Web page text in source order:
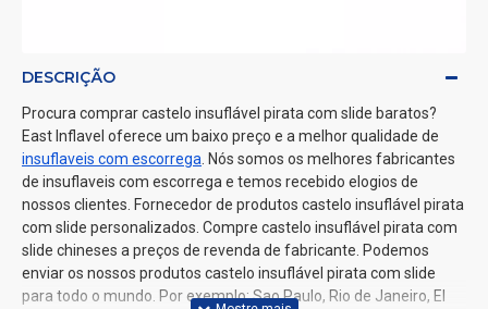
DESCRIÇÃO
Procura comprar castelo insuflável pirata com slide baratos?
East Inflavel oferece um baixo preço e a melhor qualidade de
insuflaveis com escorrega . Nós somos os melhores fabricantes
de insuflaveis com escorrega e temos recebido elogios de
nossos clientes. Fornecedor de produtos castelo insuflável pirata
com slide personalizados. Compre castelo insuflável pirata com
slide chineses a preços de revenda de fabricante. Podemos
enviar os nossos produtos castelo insuflável pirata com slide
para todo o mundo. Por exemplo: Sao Paulo, Rio de Janeiro, El